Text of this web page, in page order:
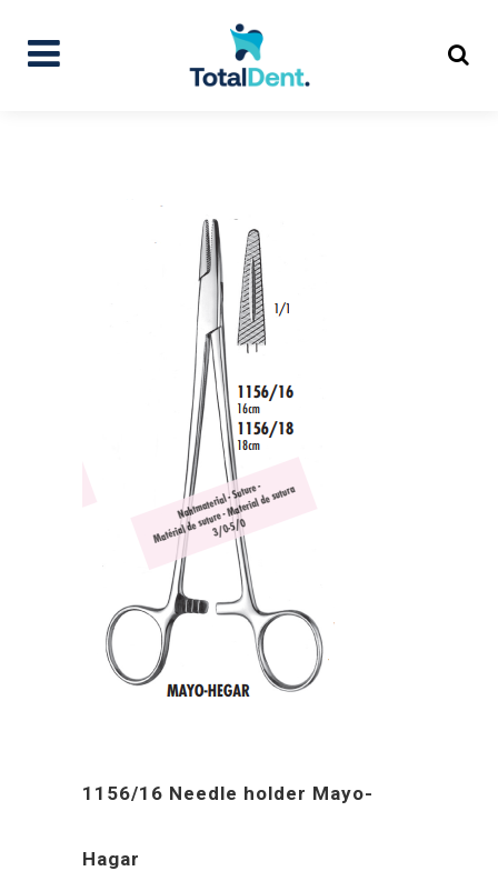
1156/16 Needle holder Mayo-
Hagar